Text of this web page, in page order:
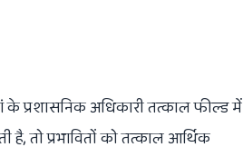
के प्रशासनिक अधिकारी तत्काल फील्ड में
है, तो प्रभावितों को तत्काल आर्थिक